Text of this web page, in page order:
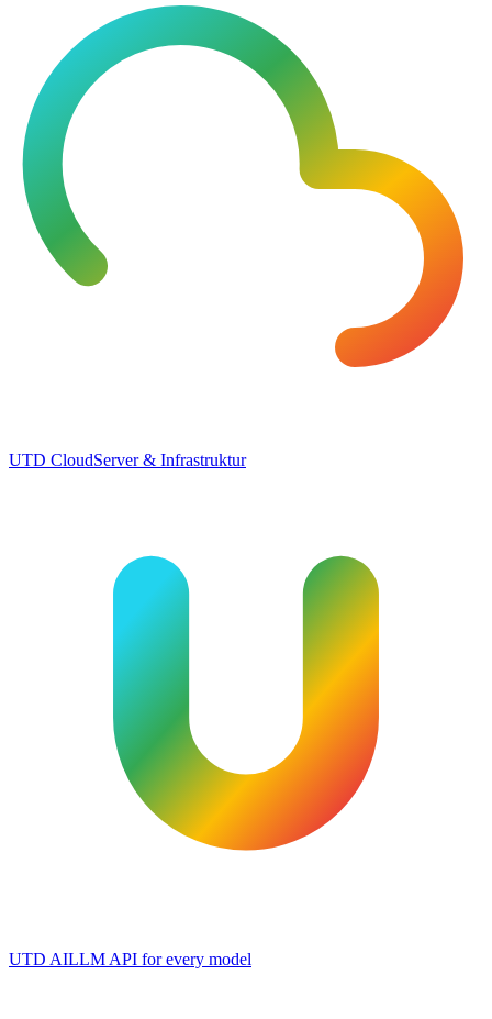
UTD CloudServer & Infrastruktur
UTD AILLM API for every model